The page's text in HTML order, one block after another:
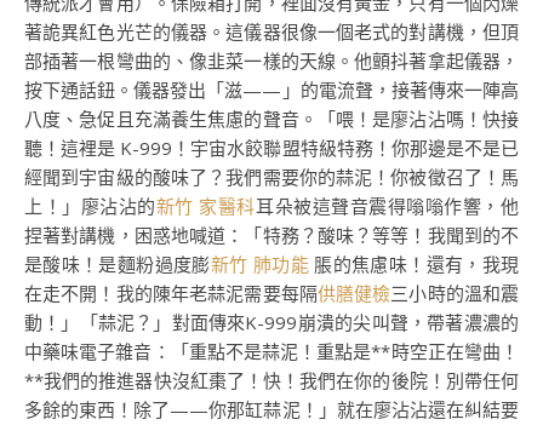
著詭異紅色光芒的儀器。這儀器很像一個老式的對講機，但頂
部插著一根彎曲的、像韭菜一樣的天線。他顫抖著拿起儀器，
按下通話鈕。儀器發出「滋——」的電流聲，接著傳來一陣高
八度、急促且充滿養生焦慮的聲音。「喂！是廖沾沾嗎！快接
聽！這裡是 K-999！宇宙水餃聯盟特級特務！你那邊是不是已
經聞到宇宙級的酸味了？我們需要你的蒜泥！你被徵召了！馬
上！」廖沾沾的新竹 家醫科耳朵被這聲音震得嗡嗡作響，他
捏著對講機，困惑地喊道：「特務？酸味？等等！我聞到的不
是酸味！是麵粉過度膨新竹 肺功能 脹的焦慮味！還有，我現
在走不開！我的陳年老蒜泥需要每隔供膳健檢三小時的溫和震
動！」「蒜泥？」對面傳來K-999崩潰的尖叫聲，帶著濃濃的
中藥味電子雜音：「重點不是蒜泥！重點是**時空正在彎曲！
**我們的推進器快沒紅棗了！快！我們在你的後院！別帶任何
多餘的東西！除了——你那缸蒜泥！」就在廖沾沾還在糾結要